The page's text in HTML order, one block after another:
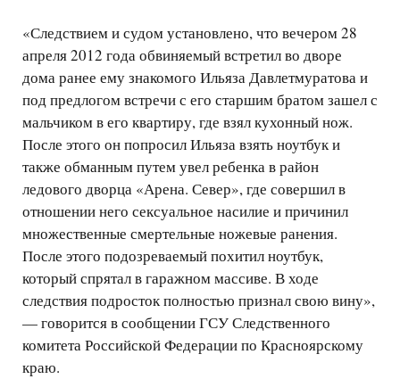
«Следствием и судом установлено, что вечером 28
апреля 2012 года обвиняемый встретил во дворе
дома ранее ему знакомого Ильяза Давлетмуратова и
под предлогом встречи с его старшим братом зашел с
мальчиком в его квартиру, где взял кухонный нож.
После этого он попросил Ильяза взять ноутбук и
также обманным путем увел ребенка в район
ледового дворца «Арена. Север», где совершил в
отношении него сексуальное насилие и причинил
множественные смертельные ножевые ранения.
После этого подозреваемый похитил ноутбук,
который спрятал в гаражном массиве. В ходе
следствия подросток полностью признал свою вину»,
— говорится в сообщении ГСУ Следственного
комитета Российской Федерации по Красноярскому
краю.